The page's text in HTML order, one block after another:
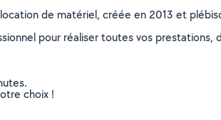
de matériel, créée en 2013 et
pour réaliser toutes vos
choix !